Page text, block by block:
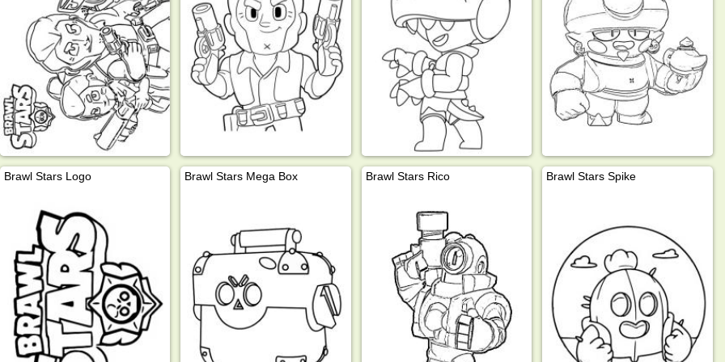
Brawl Stars Logo Brawl Stars Mega Box Brawl Stars Rico Brawl Stars Spike